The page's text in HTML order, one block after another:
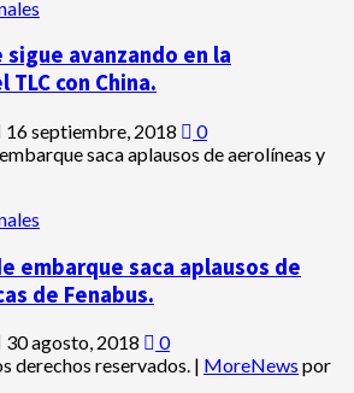
sigue avanzando en la
con China.
16 septiembre, 2018 0
embarque saca aplausos de
de Fenabus.
30 agosto, 2018
0
derechos reservados. | MoreNews por